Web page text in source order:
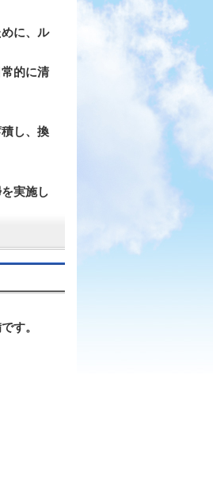
に、ル
的に清
し、換
実施し
す。